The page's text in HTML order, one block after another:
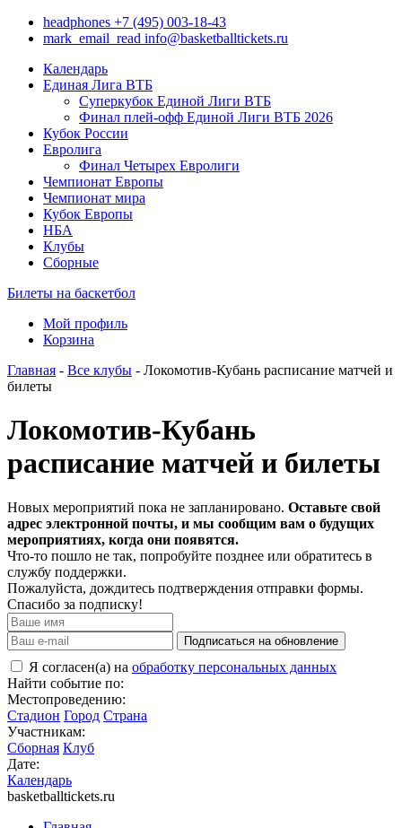
headphones +7 (495) 003-18-43
mark_email_read info@basketballtickets.ru
Календарь
Единая Лига ВТБ
Суперкубок Единой Лиги ВТБ
Финал плей-офф Единой Лиги ВТБ 2026
Кубок России
Евролига
Финал Четырех Евролиги
Чемпионат Европы
Чемпионат мира
Кубок Европы
НБА
Клубы
Сборные
Билеты на баскетбол
Мой профиль
Корзина
Главная - Все клубы - Локомотив-Кубань расписание матчей и
билеты
Локомотив-Кубань
расписание матчей и билеты
Новых мероприятий пока не запланировано. Оставьте свой
адрес электронной почты, и мы сообщим вам о будущих
мероприятиях, когда они появятся.
Что-то пошло не так, попробуйте позднее или обратитесь в
службу поддержки.
Пожалуйста, дождитесь подтверждения отправки формы.
Спасибо за подписку!
Подписаться на обновление
Я согласен(а) на обработку персональных данных
Найти событие по:
Местопроведению:
Стадион Город Страна
Участникам:
Сборная Клуб
Дате:
Календарь
basketballtickets.ru